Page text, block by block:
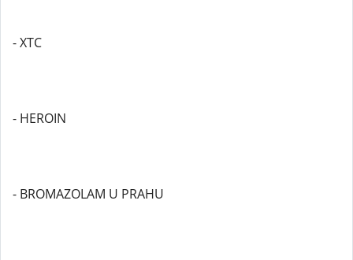
- XTC
- HEROIN
- BROMAZOLAM U PRAHU